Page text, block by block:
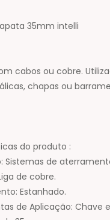
35mm intelli
cabos ou cobre.
chapas ou
do produto :
Sistemas de
de cobre.
Estanhado.
de Aplicação: Chave